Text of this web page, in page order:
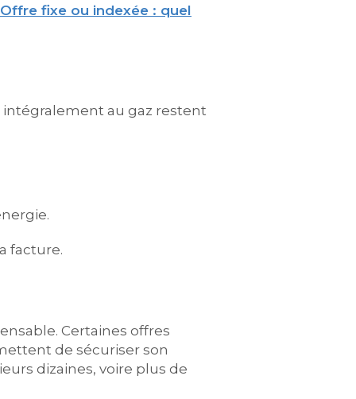
Offre fixe ou indexée : quel
intégralement au gaz restent
facture.
Certaines offres
de sécuriser son
dizaines, voire plus de